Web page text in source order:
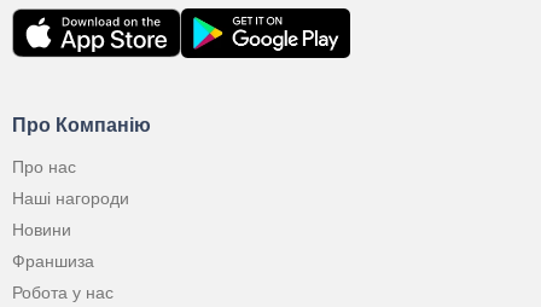
Про Компанію
Про нас
Наші нагороди
Новини
Франшиза
Робота у нас